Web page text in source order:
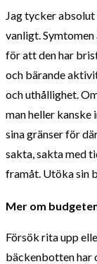
Jag tycker
vanligt.
för att den har
och bärande
och uthållighet.
man heller kanske
sina gränser för
sakta, sakta med
framåt. Utöka sin
Mer om
Försök rita upp
bäckenbotten har